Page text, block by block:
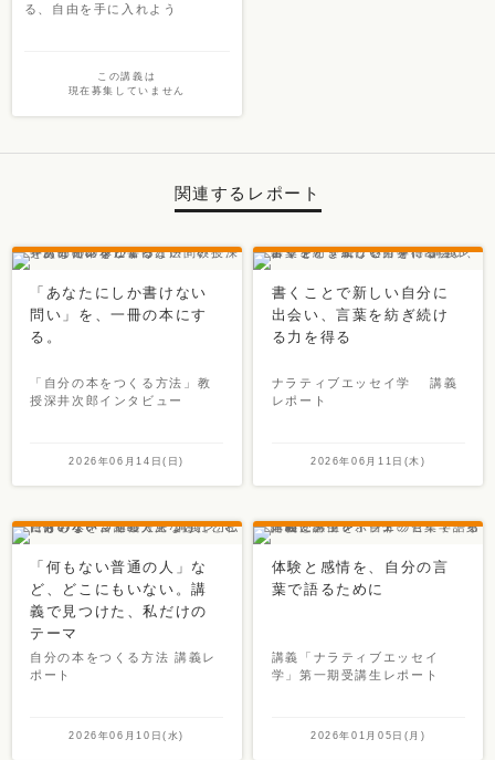
る、自由を手に入れよう
この講義は
現在募集していません
関連するレポート
「あなたにしか書けない
問い」を、一冊の本にす
る。
「自分の本をつくる方法」教
授深井次郎インタビュー
2026年06月14日(日)
書くことで新しい自分に
出会い、言葉を紡ぎ続け
る力を得る
ナラティブエッセイ学 講義
レポート
2026年06月11日(木)
「何もない普通の人」な
ど、どこにもいない。講
義で見つけた、私だけの
テーマ
自分の本をつくる方法 講義レ
ポート
2026年06月10日(水)
体験と感情を、自分の言
葉で語るために
講義「ナラティブエッセイ
学」第一期受講生レポート
2026年01月05日(月)